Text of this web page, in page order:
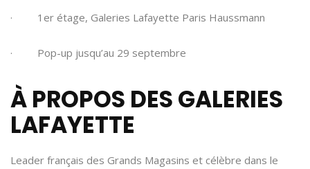
· 1er étage, Galeries Lafayette Paris Haussmann
· Pop-up jusqu’au 29 septembre
À PROPOS DES GALERIES
LAFAYETTE
Leader français des Grands Magasins et célèbre dans le